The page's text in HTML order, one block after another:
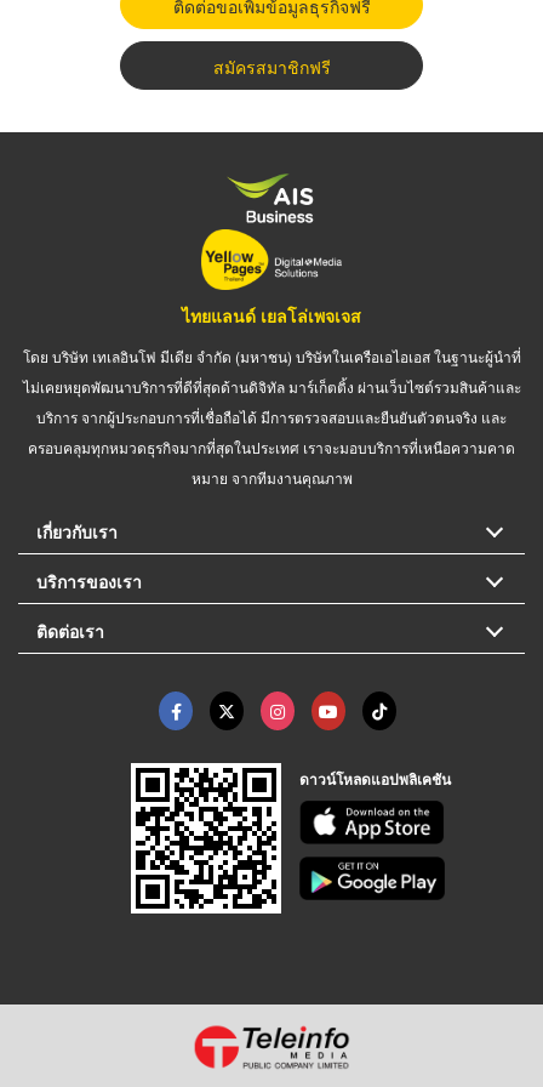
ติดต่อขอเพิ่มข้อมูลธุรกิจฟรี
สมัครสมาชิกฟรี
ไทยแลนด์ เยลโล่เพจเจส
โดย บริษัท เทเลอินโฟ มีเดีย จำกัด (มหาชน) บริษัทในเครือเอไอเอส ในฐานะผู้นำที่
ไม่เคยหยุดพัฒนาบริการที่ดีที่สุดด้านดิจิทัล มาร์เก็ตติ้ง ผ่านเว็บไซต์รวมสินค้าและ
บริการ จากผู้ประกอบการที่เชื่อถือได้ มีการตรวจสอบและยืนยันตัวตนจริง และ
ครอบคลุมทุกหมวดธุรกิจมากที่สุดในประเทศ เราจะมอบบริการที่เหนือความคาด
หมาย จากทีมงานคุณภาพ
เกี่ยวกับเรา
บริการของเรา
ติดต่อเรา
ดาวน์โหลดแอปพลิเคชัน